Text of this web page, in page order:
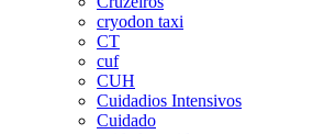
cryodon taxi
CT
cuf
CUH
Cuidadios Intensivos
Cuidado